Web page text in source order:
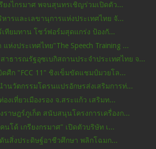
ยงไกรมาศ พจนสุนทรเชิญร่วมเปิดตัว...
ารและเลขานุการแห่งประเทศไทย จั...
เทียมทาน โชว์ฟอร์มสุดแกร่ง ป้องกั...
ห่งประเทศไทย"The Speech Training ...
าธารณรัฐอุซเบกิสถานประจำประเทศไทย จ...
ดศืก "FCC 11" ชิงเข็มขัดแชมป์มวยโล...
ำนวัตกรรมโดรนแปรอักษรส่งเสริมการท่...
งเที่ยวเมืองรอง จ.สระแก้ว เสริมท...
ราษฎร์ภูเก็ต สนับสนุนโครงการเครื่องก...
คนโด้ เกรียงกรมาศ" เปิดตัวบริษัท เ...
นสิ่งประดิษฐ์อาชีวศึกษา พลิกโฉมก...